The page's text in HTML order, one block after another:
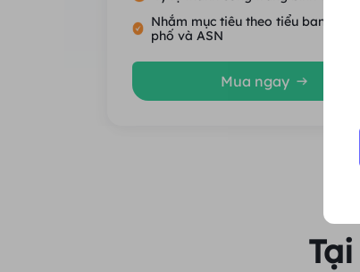
Nhắm mục tiêu theo tiểu bang,
phố và ASN
Mua ngay